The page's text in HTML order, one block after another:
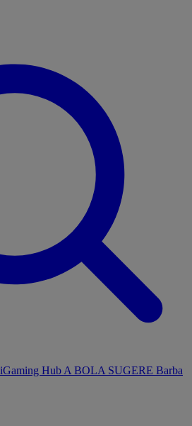
iGaming Hub A BOLA SUGERE Barba